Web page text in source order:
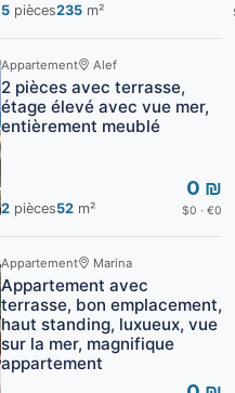
5 pièces235 m²
Appartement Alef
2 pièces avec terrasse,
étage élevé avec vue mer,
entièrement meublé
2 pièces52 m²
0 ₪
$0 · €0
Appartement Marina
Appartement avec
terrasse, bon emplacement,
haut standing, luxueux, vue
sur la mer, magnifique
appartement